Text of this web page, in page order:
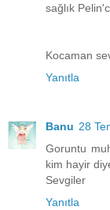
sağlık
Kocaman
Yanıtla
Banu 28
Goruntu
kim hayir
Sevgiler
Yanıtla